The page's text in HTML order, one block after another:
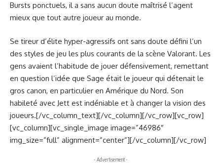
Bursts ponctuels, il a sans aucun doute maîtrisé l’agent
mieux que tout autre joueur au monde.
Se tireur d’élite hyper-agressifs ont sans doute défini l’un
des styles de jeu les plus courants de la scène Valorant. Les
gens avaient l’habitude de jouer défensivement, remettant
en question l’idée que Sage était le joueur qui détenait le
gros canon, en particulier en Amérique du Nord. Son
habileté avec Jett est indéniable et à changer la vision des
joueurs.[/vc_column_text][/vc_column][/vc_row][vc_row]
[vc_column][vc_single_image image=”46986″
img_size=”full” alignment=”center”][/vc_column][/vc_row]
- Advertisement -